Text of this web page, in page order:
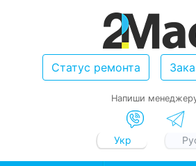
Статус ремонта
Напиши
Укр